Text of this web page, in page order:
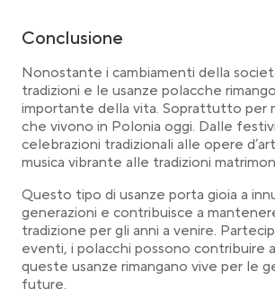
Conclusione
Nonostante i cambiamenti della
tradizioni e le usanze polacche
importante della vita. Soprattutto per
che vivono in Polonia oggi. Dalle
celebrazioni tradizionali alle opere
musica vibrante alle tradizioni
Questo tipo di usanze porta gioia a
generazioni e contribuisce a
tradizione per gli anni a venire.
eventi, i polacchi possono contribuire
queste usanze rimangano vive per le
future.